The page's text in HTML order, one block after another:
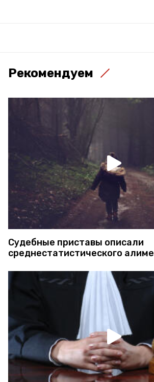
Рекомендуем
Судебные приставы описали
среднестатистического